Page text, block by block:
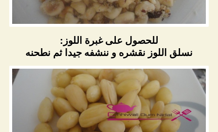
للحصول على غبرة اللوز:
نسلق اللوز نقشره و ننشفه جيدا ثم نطحنه